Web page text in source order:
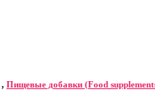
, Пищевые добавки (Food